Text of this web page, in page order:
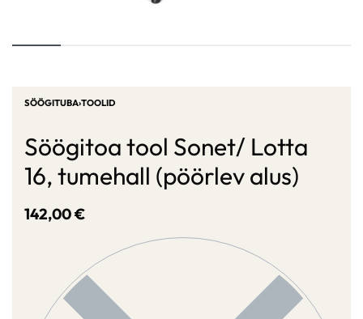
SÖÖGITUBA›TOOLID
Söögitoa tool Sonet/ Lotta
16, tumehall (pöörlev alus)
142,00€